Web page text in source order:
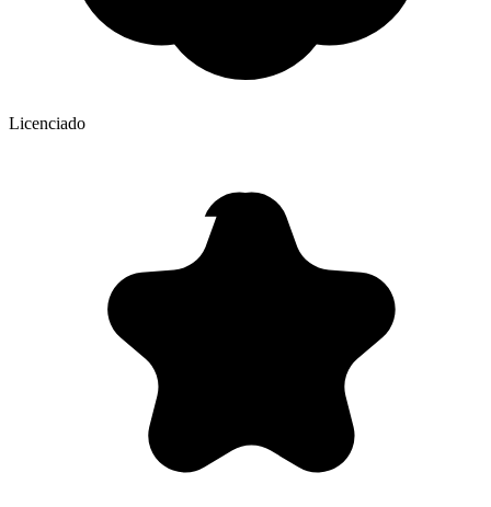
Licenciado